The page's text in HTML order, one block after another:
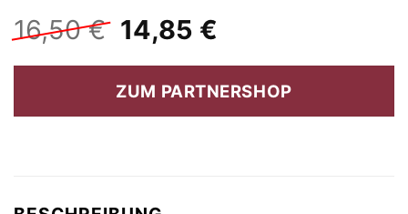
16,50€ Ursprünglicher
Preis
war:
16,50 €
14,85 €
ist:
14,85 €.
ZUM PARTNERSHOP